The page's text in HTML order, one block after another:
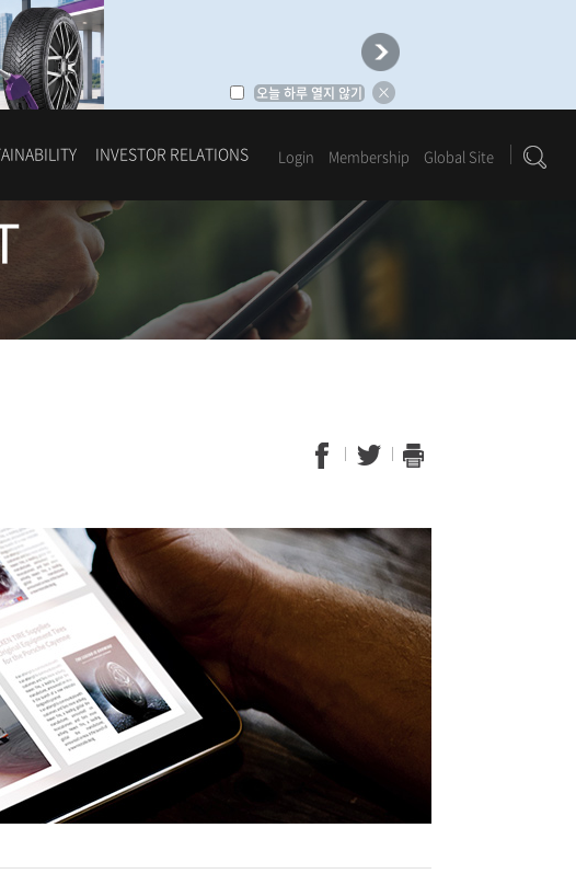
6
오늘 하루 열지 않기
INVESTOR RELATIONS Login Membership Global Site